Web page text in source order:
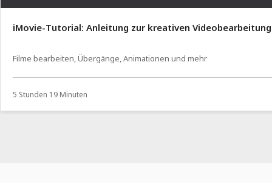
iMovie-Tutorial: Anleitung zur kreativen Videobearbeitung
Filme bearbeiten, Übergänge, Animationen und mehr
5 Stunden 19 Minuten